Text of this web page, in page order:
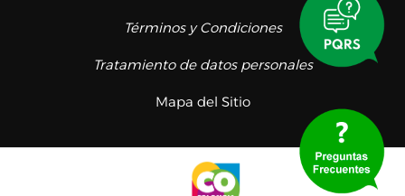
Términos y Condiciones
Tratamiento de datos personales
Mapa del Sitio